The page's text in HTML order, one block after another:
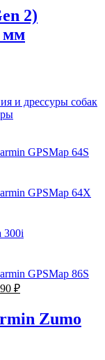
42
000 ₽.
2)
мм
и дрессуры собак
GPSMap 64S
GPSMap 64X
300i
GPSMap 86S
₽Текущая
53
990 ₽.Zumo